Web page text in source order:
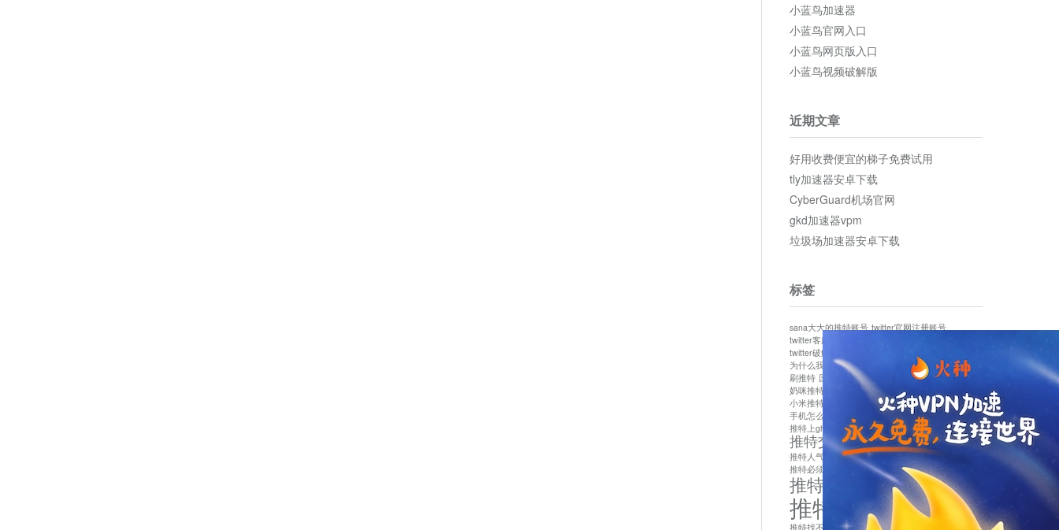
小蓝鸟加速器
小蓝鸟官网入口
小蓝鸟网页版入口
小蓝鸟视频破解版
近期文章
好用收费便宜的梯子免费试用
tly加速器安卓下载
CyberGuard机场官网
gkd加速器vpm
垃圾场加速器安卓下载
标签
sana大大的推特账号 twitter官网注册账号
twitter客服
twitter破解版下载
为什么我推特无法保存设置
作者sana推特是什么
刷推特 国内为什么不能用twitter 国内能用twitter吗
奶咪推特
如何找回推特密码
小米推特闪退是怎么回事 怎么看推特上的视频
手机怎么注册推特账号
推特devil
推特上ghs的女博主
推特交友软件app下载
推特人气萌货小蔡头喵喵喵 推特实名制
推特必须用外网吗
推特怎么取消关联手机号
推特怎么看敏感内容苹果
推特找不到账号 推特注册必须要手机号